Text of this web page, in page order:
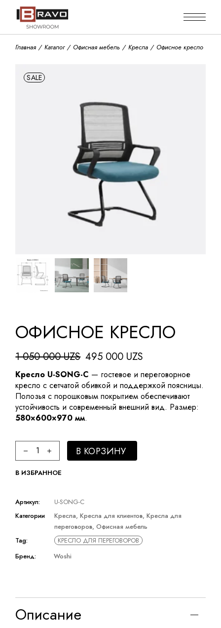
Главная Каталог Офисная мебель Кресла Офисное кресло
SALE
ОФИСНОЕ КРЕСЛО
1 050 000UZS
Первоначальная
цена
составляла
1
050
000 UZS.
495 000 UZS
Текущая
цена:
495
000 UZS.
Кресло U-SONG-C — гостевое и переговорное
кресло с сетчатой обивкой и поддержкой поясницы.
Полозья с порошковым покрытием обеспечивают
устойчивость и современный внешний вид. Размер:
580×600×970 мм.
Офисное кресло quantity
В КОРЗИНУ
В ИЗБРАННОЕ
Артикул:
U-SONG-C
Категории
Кресла,Кресла для клиентов,Кресла для
переговоров,Офисная мебель
Tag:
КРЕСЛО ДЛЯ ПЕРЕГОВОРОВ
Бренд:
Woshi
Описание